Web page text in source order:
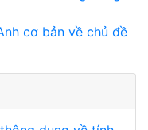
cơ bản về chủ đề